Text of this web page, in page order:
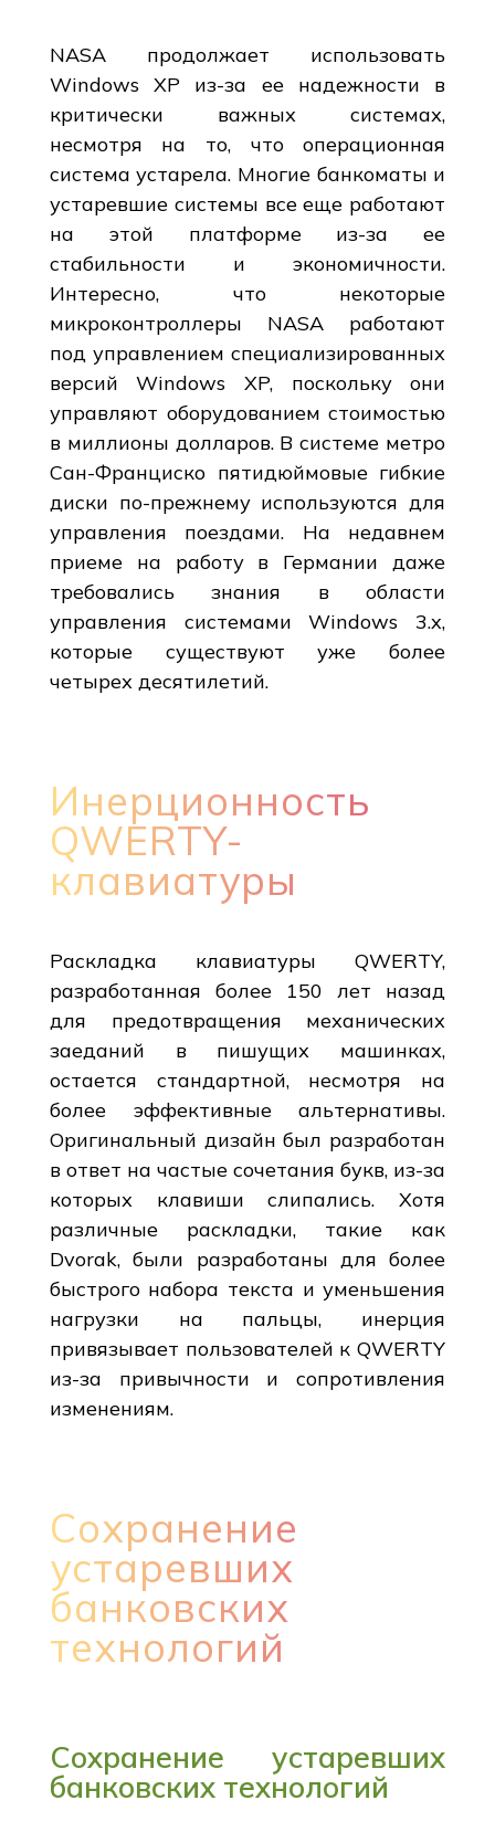
NASA продолжает использовать
Windows XP из-за ее надежности в
критически важных системах,
несмотря на то, что операционная
система устарела. Многие банкоматы и
устаревшие системы все еще работают
на этой платформе из-за ее
стабильности и экономичности.
Интересно, что некоторые
микроконтроллеры NASA работают
под управлением специализированных
версий Windows XP, поскольку они
управляют оборудованием стоимостью
в миллионы долларов. В системе метро
Сан-Франциско пятидюймовые гибкие
диски по-прежнему используются для
управления поездами. На недавнем
приеме на работу в Германии даже
требовались знания в области
управления системами Windows 3.x,
которые существуют уже более
четырех десятилетий.
Инерционность
QWERTY-
клавиатуры
Раскладка клавиатуры QWERTY,
разработанная более 150 лет назад
для предотвращения механических
заеданий в пишущих машинках,
остается стандартной, несмотря на
более эффективные альтернативы.
Оригинальный дизайн был разработан
в ответ на частые сочетания букв, из-за
которых клавиши слипались. Хотя
различные раскладки, такие как
Dvorak, были разработаны для более
быстрого набора текста и уменьшения
нагрузки на пальцы, инерция
привязывает пользователей к QWERTY
из-за привычности и сопротивления
изменениям.
Сохранение
устаревших
банковских
технологий
Сохранение устаревших
банковских технологий